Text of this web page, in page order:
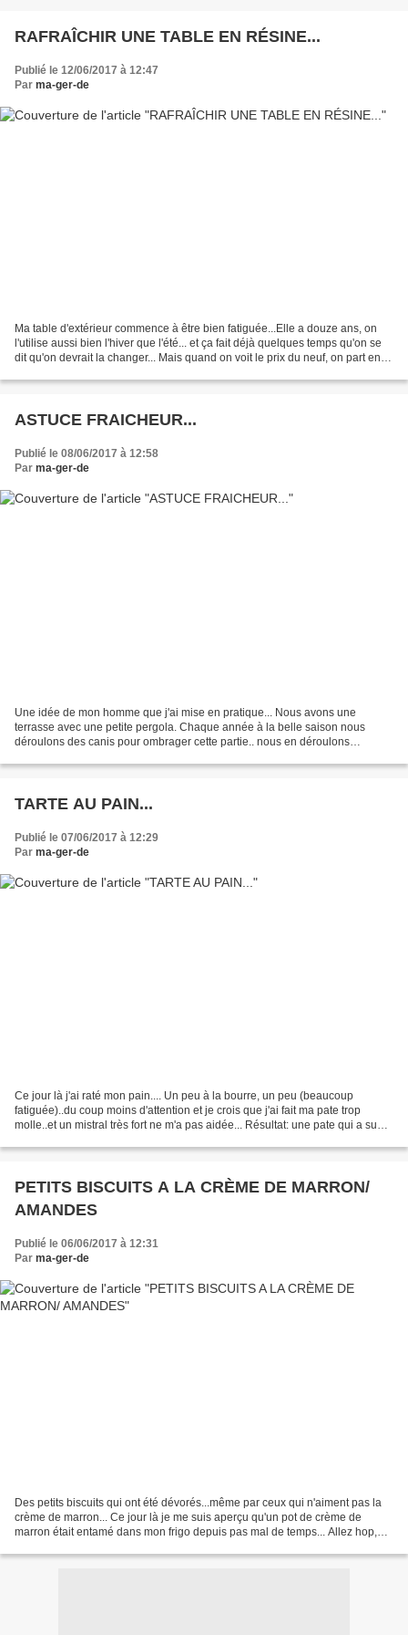
RAFRAÎCHIR UNE TABLE EN RÉSINE...
Publié le 12/06/2017 à 12:47
Par ma-ger-de
Ma table d'extérieur commence à être bien fatiguée...Elle a douze ans, on
l'utilise aussi bien l'hiver que l'été... et ça fait déjà quelques temps qu'on se
dit qu'on devrait la changer... Mais quand on voit le prix du neuf, on part en
ASTUCE FRAICHEUR...
Publié le 08/06/2017 à 12:58
Par ma-ger-de
Une idée de mon homme que j'ai mise en pratique... Nous avons une
terrasse avec une petite pergola. Chaque année à la belle saison nous
déroulons des canis pour ombrager cette partie.. nous en déroulons
TARTE AU PAIN...
Publié le 07/06/2017 à 12:29
Par ma-ger-de
Ce jour là j'ai raté mon pain.... Un peu à la bourre, un peu (beaucoup
fatiguée)..du coup moins d'attention et je crois que j'ai fait ma pate trop
molle..et un mistral très fort ne m'a pas aidée... Résultat: une pate qui a super
PETITS BISCUITS A LA CRÈME DE MARRON/
AMANDES
Publié le 06/06/2017 à 12:31
Par ma-ger-de
Des petits biscuits qui ont été dévorés...même par ceux qui n'aiment pas la
crème de marron... Ce jour là je me suis aperçu qu'un pot de crème de
marron était entamé dans mon frigo depuis pas mal de temps... Allez hop,